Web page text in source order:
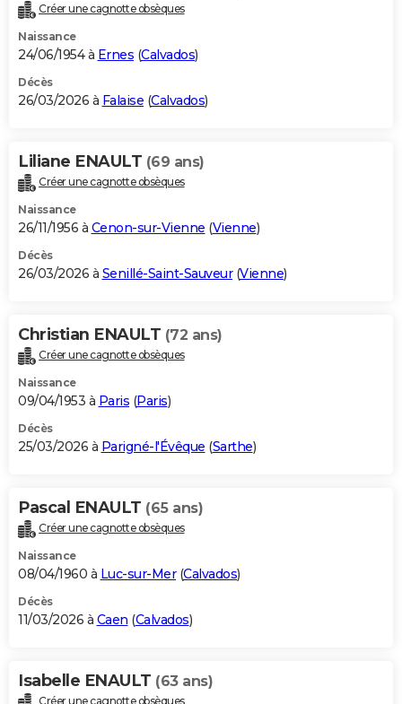
Créer une cagnotte obsèques
Naissance
24/06/1954 à Ernes (Calvados)
Décès
26/03/2026 à Falaise (Calvados)
Liliane ENAULT (69 ans)
Créer une cagnotte obsèques
Naissance
26/11/1956 à Cenon-sur-Vienne (Vienne)
Décès
26/03/2026 à Senillé-Saint-Sauveur(Vienne)
Christian ENAULT (72 ans)
Créer une cagnotte obsèques
Naissance
09/04/1953 à Paris (Paris)
Décès
25/03/2026 à Parigné-l'Évêque (Sarthe)
Pascal ENAULT (65 ans)
Créer une cagnotte obsèques
Naissance
08/04/1960 à Luc-sur-Mer(Calvados)
Décès
11/03/2026 à Caen (Calvados)
Isabelle ENAULT (63 ans)
Créer une cagnotte obsèques